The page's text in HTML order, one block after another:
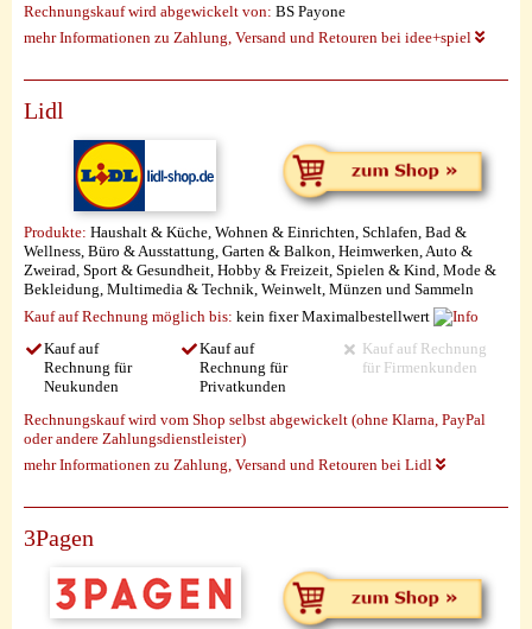
Rechnungskauf wird abgewickelt von: BS Payone
mehr Informationen zu Zahlung, Versand und Retouren bei idee+spiel
Lidl
Produkte: Haushalt & Küche, Wohnen & Einrichten, Schlafen, Bad &
Wellness, Büro & Ausstattung, Garten & Balkon, Heimwerken, Auto &
Zweirad, Sport & Gesundheit, Hobby & Freizeit, Spielen & Kind, Mode &
Bekleidung, Multimedia & Technik, Weinwelt, Münzen und Sammeln
Kauf auf Rechnung möglich bis: kein fixer Maximalbestellwert
Kauf auf
Rechnung für
Neukunden
Kauf auf
Rechnung für
Privatkunden
Kauf auf Rechnung
für Firmenkunden
Rechnungskauf wird vom Shop selbst abgewickelt (ohne Klarna, PayPal
oder andere Zahlungsdienstleister)
mehr Informationen zu Zahlung, Versand und Retouren bei Lidl
3Pagen